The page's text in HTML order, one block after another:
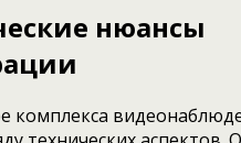
нюансы
комплекса